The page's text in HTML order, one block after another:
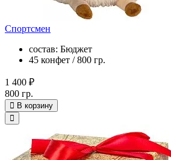
Спортсмен
состав: Бюджет
45 конфет / 800 гр.
1 400 ₽
800 гр.
В корзину